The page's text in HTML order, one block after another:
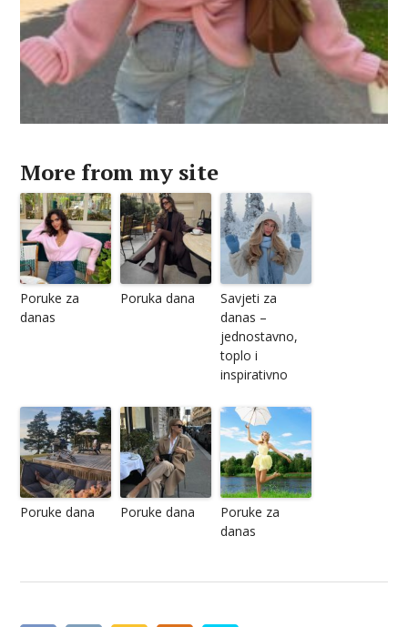
More from my site
Poruke za
danas
Poruka dana
Savjeti za
danas –
jednostavno,
toplo i
inspirativno
Poruke dana Poruke dana
Poruke za
danas